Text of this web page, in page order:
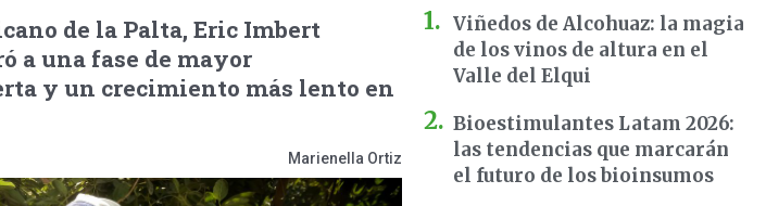
de la Palta, Eric Imbert
a una fase de mayor
y un crecimiento más lento en
Marienella Ortiz
Viñedos de Alcohuaz: la magia
de los vinos de altura en el
Valle del Elqui
Bioestimulantes Latam 2026:
las tendencias que marcarán
el futuro de los bioinsumos